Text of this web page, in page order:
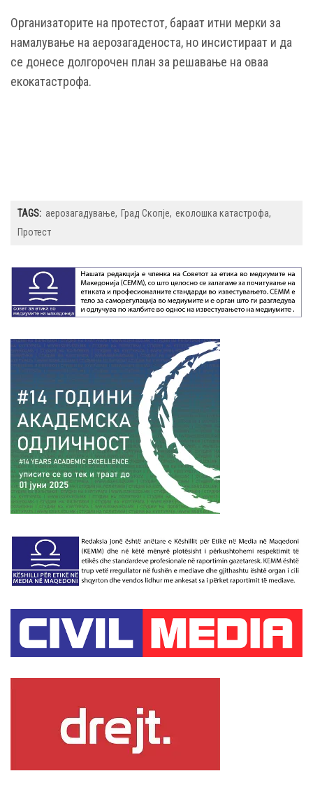
Организаторите на протестот, бараат итни мерки за
намалување на аерозагаденоста, но инсистираат и да
се донесе долгорочен план за решавање на оваа
екокатастрофа.
TAGS: аерозагадување Град Скопје еколошка катастрофа
Протест